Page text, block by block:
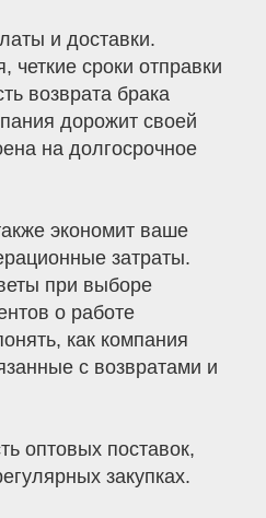
и доставки.
четкие сроки отправки
возврата брака
дорожит своей
на долгосрочное
экономит ваше
затраты.
при выборе
о работе
как компания
с возвратами и
оптовых поставок,
закупках.